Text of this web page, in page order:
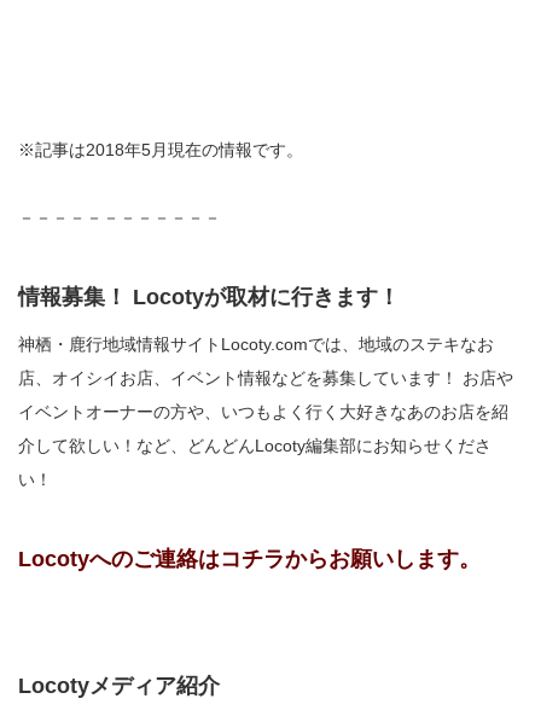
※記事は2018年5月現在の情報です。
－－－－－－－－－－－－
情報募集！ Locotyが取材に行きます！
神栖・鹿行地域情報サイトLocoty.comでは、地域のステキなお
店、オイシイお店、イベント情報などを募集しています！ お店や
イベントオーナーの方や、いつもよく行く大好きなあのお店を紹
介して欲しい！など、どんどんLocoty編集部にお知らせくださ
い！
Locotyへのご連絡はコチラからお願いします。
Locotyメディア紹介